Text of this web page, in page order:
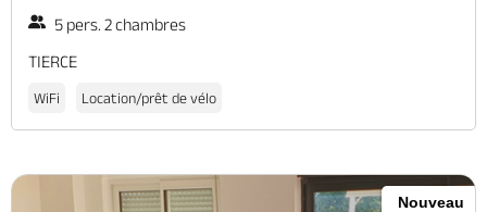
5 pers. 2 chambres
TIERCE
WiFi Location/prêt de vélo
Nouveau